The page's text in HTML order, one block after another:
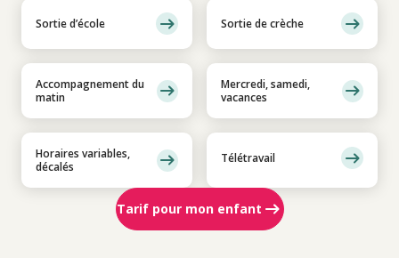
Sortie d’école Sortie de crèche
Accompagnement du
matin
Mercredi, samedi,
vacances
Horaires variables,
décalés
Télétravail
Tarif pour mon enfant